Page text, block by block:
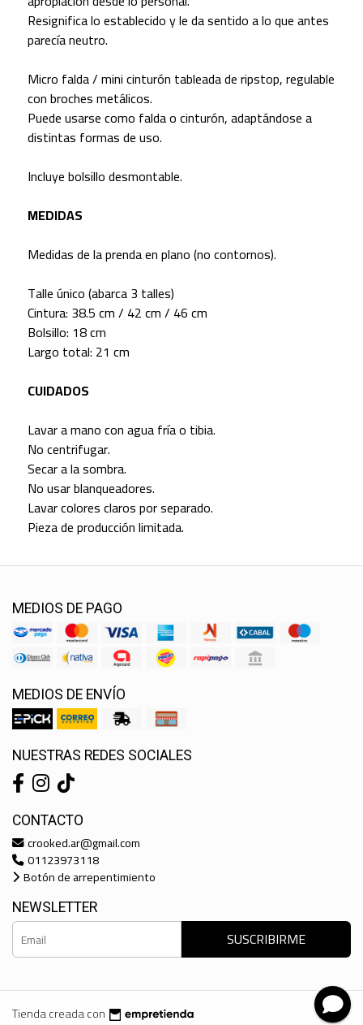
Resignifica lo establecido y le da sentido a lo que antes
parecía neutro.
Micro falda / mini cinturón tableada de ripstop, regulable
con broches metálicos.
Puede usarse como falda o cinturón, adaptándose a
distintas formas de uso.
Incluye bolsillo desmontable.
MEDIDAS
Medidas de la prenda en plano (no contornos).
Talle único (abarca 3 talles)
Cintura: 38.5 cm / 42 cm / 46 cm
Bolsillo: 18 cm
Largo total: 21 cm
CUIDADOS
Lavar a mano con agua fría o tibia.
No centrifugar.
Secar a la sombra.
No usar blanqueadores.
Lavar colores claros por separado.
Pieza de producción limitada.
MEDIOS DE PAGO
MEDIOS DE ENVÍO
NUESTRAS REDES SOCIALES
CONTACTO
crooked.ar@gmail.com
01123973118
Botón de arrepentimiento
NEWSLETTER
SUSCRIBIRME
Tienda creada con